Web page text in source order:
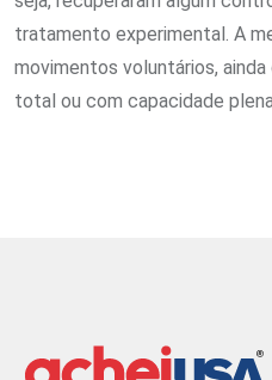
tratamento experimental. A
movimentos voluntários,
total ou com capacidade